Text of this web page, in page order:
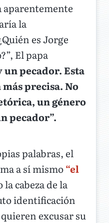
la
es Jorge
El papa
un pecador. Esta
precisa. No
un género
pecador”.
palabras, el
a sí mismo“el
cabeza de la
identificación
excusar su